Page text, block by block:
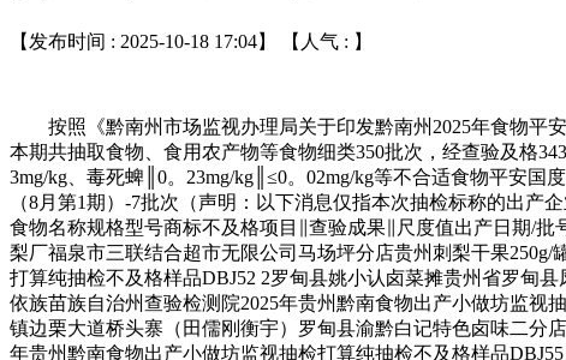
【发布时间 : 2025-10-18 17:04】 【人气 : 】
按照《黔南州市场监视办理局关于印发黔南州2025年食物平安监视抽检工做方案的通知》（黔南市监办〔2025〕3号），近期，我局委托黔南州查验检测院对辖区内食物开展监视抽检，本期共抽取食物、食用农产物等食物细类350批次，经查验及格343批次、不及格7批次，不及格项目为：霉菌、日落黄不得利用、二氧化硫不得利用、铅(以Pb计)║0。641mg/kg║≤0。3mg/kg、毒死蜱║0。23mg/kg║≤0。02mg/kg等不合适食物平安国度尺度要求。现将抽检成果进行公示(详见附件)。2025年黔南州市场监视办理局食物及食用农产物监视抽检不及格成果公示（8月第1期）-7批次（声明：以下消息仅指本次抽检标称的出产企业相关产物的出产日期批号和所检项目)抽样编号序号标称出产企业名称标称出产企业地址被抽样单元名称被抽样单元地址食物名称规格型号商标不及格项目∥查验成果∥尺度值出产日期/批号分类查验机构使命来历/项目名称备注DBJ40 1贵州山珍冠生态农业成长无限公司贵州省福泉市龙昌镇食物工业区山珍冠刺梨厂福泉市三联结合超市无限公司马场坪分店贵州刺梨干果250g/罐/ 霉菌║380 CFU/g║≤50 CFU/g2025-02-25生果成品黔南布依族苗族自治州查验检测院2025年贵州黔南畅通环节食物监视抽检打算纯抽检不及格样品DBJ52 2罗甸县姚小认卤菜摊贵州省罗甸县凤亭乡仁兴村一组2号附2号罗甸县姚小认卤菜摊贵州铁板鸭散拆/ 日落黄║0。00776 g/kg║不得利用2025-07-17肉成品黔南布依族苗族自治州查验检测院2025年贵州黔南食物出产小做坊监视抽检打算纯抽检不及格样品DBJ54 3罗甸县渝黔白记特色卤味二分店（个别工商户）贵州省黔南布依族苗族自治州罗甸县边阳镇边栗大道桥头寨（田儒刚衡宇）罗甸县渝黔白记特色卤味二分店（个别工商户）贵州卤猪头肉散拆/ 日落黄║0。0136 g/kg║不得利用2025-07-18肉成品黔南布依族苗族自治州查验检测院2025年贵州黔南食物出产小做坊监视抽检打算纯抽检不及格样品DBJ55 4罗甸县罗记特色卤味二分店（个别工商户）贵州省黔南布依族苗族自治州罗甸县边阳镇新丰村三组25号罗甸县罗记特色卤味二分店（个别工商户）贵州卤猪头肉散拆/日落黄║0。00633 g/kg║不得利用2025-07-18肉成品黔南布依族苗族自治州查验检测院2025年贵州黔南食物出产小做坊监视抽检打算纯抽检不及格样品DBJ65 5福泉市马场坪小罗米粉加工店贵州省黔南布依族苗族自治州福泉市马场坪处事处电厂安设区福泉市马场坪小罗米粉加工店贵州湿米粉散拆/ 二氧化硫║0。116 g/kg║不得利用2025-07-21粮食加工品黔南布依族苗族自治州查验检测院2025年贵州黔南食物出产小做坊监视抽检打算纯抽检不及格样品DBJ20 6 / /平塘县汇合兄弟商贸无限公司贵州菠菜散拆称沉/ 铅(以Pb计)║0。641 mg/kg║≤0。3 mg/kg2025-07-09食用农产物黔南布依族苗族自治州查验检测院2025年贵州黔南州本级食用农产物监视抽检打算一般不及格演讲DBJ14 7 / /贵州众沃商贸无限公司贵州菠菜散拆称沉/ 毒死蜱║0。23 mg/kg║≤0。02 mg/kg2025-07-08食用农产物黔南布依族苗族自治州查验检测院2025年贵州黔南州本级食用农产物监视抽检打算一般不及格演讲2025年黔南州市场监视办理局食物及食用农产物监视抽检及格成果公示（第八期）-343批次 （声明：以下消息仅指本次抽检标称的出产企业相关产物的出产日期批号和所检项目)抽样编号序号标称出产企业名称标称出产企业地址被抽样单元名称被抽样单元所正在省份食物名称规格型号出产日期/批号分类使命来历/项目名称备注DBJ00 1 / / 荔波县年连饮品店 贵州 伯牙绝弦 / 2025-06-17 餐饮食物 2025年贵州黔南餐饮环节食物监视抽检打算 及格演讲 DBJ66 2 / / 都匀市月月奶茶店 贵州 招牌芋圆奶茶 / 2025-06-18 餐饮食物 2025年贵州黔南餐饮环节食物监视抽检打算 及格演讲 DBJ01 3 / / 荔波县益禾堂饮品首座店 贵州 益禾烤奶 / 2025-06-17 餐饮食物 2025年贵州黔南餐饮环节食物监视抽检打算 及格演讲 DBJ00 4 / / 龙里醉喷鼻酒业运营部 贵州 茅台镇酱喷鼻酒 散拆称沉 酒精度：53度 2024-12-28 酒类 2025年贵州黔南畅通环节食物监视抽检打算 及格演讲 DBJ02 5 / / 荔波西子茶奶茶店（个别工商户） 贵州 桃之夭夭 / 2025-06-17 餐饮食物 2025年贵州黔南餐饮环节食物监视抽检打算 及格演讲 DBJ03 6 贵州飞龙雨实业集团无限公司 贵州省贵阳市乌当区水田镇三江村 龙里县第一小学 贵州 冰淞饮用天然泉水 18。9L/桶 2025-06-09 饮料 2025年贵州黔南畅通环节食物监视抽检打算 及格演讲 DBJ07 7 襄阳鲁花浓喷鼻花生油无限公司 湖北省襄阳市襄州区伙牌镇 龙里县第三中学 贵州 低芥酸特喷鼻菜籽油 10L/桶 2025-04-25 食用油、油脂及其成品 2025年贵州黔南餐饮环节食物监视抽检打算 及格演讲 DBJ08 8 龙里县元成酒厂 龙里县冠山街道宏基43号 龙里县元成酒厂 贵州 包谷酒 散拆称沉 酒精度：52度摆布 2025-01-03 酒类 2025年贵州黔南食物出产小做坊监视抽检打算 及格演讲 DBJ09 9 龙里县诚隆纯粮酿酒肆（个别工商户） 贵州省黔南州龙里县冠山街道西关坡74号一楼 龙里县诚隆纯粮酿酒肆（个别工商户） 贵州 包谷酒 散拆称沉 酒精度：51度 2025-06-05 酒类 2025年贵州黔南食物出产小做坊监视抽检打算 及格演讲 DBJ12 10 / / 龙里县刘国珍粮油店 贵州 包谷酒 散拆称沉 酒精度：46度摆布 2025-06-11 酒类 2025年贵州黔南畅通环节食物监视抽检打算 及格演讲 DBJ65 11 / / 都匀市甜啦啦创展奶茶店 贵州 清风茉白鲜奶茶 / 2025-06-18 餐饮食物 2025年贵州黔南餐饮环节食物监视抽检打算 及格演讲 DBJ64 12 / / 都匀市蜜雪冰城冰激凌奶茶店 贵州 珍珠奶茶 / 2025-06-18 餐饮食物 2025年贵州黔南餐饮环节食物监视抽检打算 及格演讲 DBJ67 13 / / 都匀市桃夭冷饮店（个别工商户） 贵州 清风 / 2025-06-18 餐饮食物 2025年贵州黔南餐饮环节食物监视抽检打算 及格演讲 DBJ02 14 / / 龙里县军散酒店 贵州 包谷酒 散拆称沉 酒精度：48度 2025-03-07 酒类 2025年贵州黔南畅通环节食物监视抽检打算 及格演讲 DBJ79 15 / / 贵定县博博饮品店 贵州 茉莉奶绿 / 2025-06-19 餐饮食物 2025年贵州黔南餐饮环节食物监视抽检打算 及格演讲 DBJ23 16 贵州古镇喷鼻农业科技无限公司 贵州省黔南州贵定县沿山镇现代农林科技财产园区 贵定县八一长儿园 贵州 新古镇喷鼻牌菜籽油 10L/桶 2025-05-06 食用油、油脂及其成品 2025年贵州黔南畅通环节食物监视抽检打算 及格演讲 DBJ08ZX 80 / / 都匀市付晓梅卤成品店 贵州 卤猪肉 称沉 2025-07-02 餐饮食物 2025年贵州黔南都匀市“两超一非”专项抽检 及格演讲 DBJ06ZX 81 / / 都匀市杨记烤鸭店 贵州 烤鸭 称沉 2025-07-02 餐饮食物 2025年贵州黔南都匀市“两超一非”专项抽检 及格演讲 DBJ10ZX 82 都匀市佳和米粉加工运营部 贵州省黔南布依族苗族自治州都匀市小围寨处事处庆云宫村三组 都匀市佳和米粉加工运营部 贵州 湿米粉 散拆称沉 2025-07-02 粮食加工品 2025年贵州黔南都匀市“两超一非”专项抽检 及格演讲 DBJ73 83 台山市晋鸿蛋品无限公司 广东省江门市台山市台城水南圩车坐79号 荔